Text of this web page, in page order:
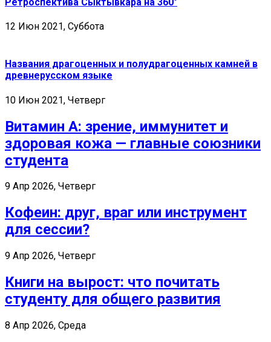
12 Июн 2021, Суббота
Названия драгоценных и полудрагоценных камней в
древнерусском языке
10 Июн 2021, Четверг
Витамин А: зрение, иммунитет и
здоровая кожа — главные союзники
студента
9 Апр 2026, Четверг
Кофеин: друг, враг или инструмент
для сессии?
9 Апр 2026, Четверг
Книги на вырост: что почитать
студенту для общего развития
8 Апр 2026, Среда